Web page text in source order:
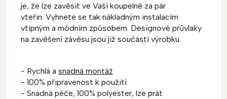
je, že lze zavěsit ve Vaší koupelně za pár
vteřin. Vyhnete se tak nákladným instalacím
vtipným a módním způsobem. Designové průvlaky
na zavěšení závěsu jsou již součástí výrobku.
- Rychlá a snadná montáž
- 100% připravenost k použití
- Snadná péče, 100% polyester, lze prát